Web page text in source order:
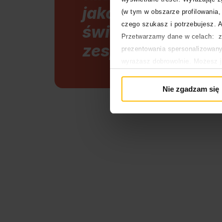
(w tym w obszarze
czego szukasz i potrzebujesz.
Przetwarzamy dane w celach:
prezentowania
Polityka prywatności
Nie zgadzam się
jako wizytówka
świadkiem
zespołu.”